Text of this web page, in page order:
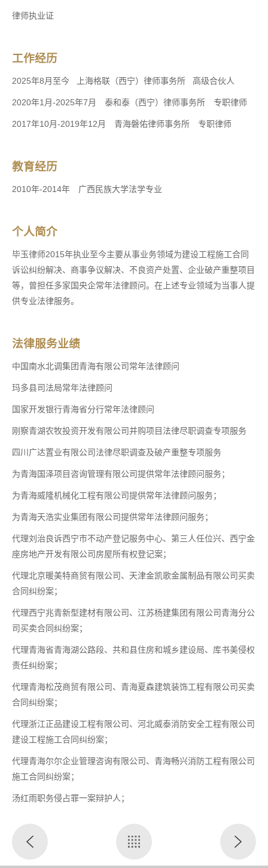
律师执业证
工作经历
2025年8月至今 上海格联（西宁）律师事务所 高级合伙人
2020年1月-2025年7月 泰和泰（西宁）律师事务所 专职律师
2017年10月-2019年12月 青海磐佑律师事务所 专职律师
教育经历
2010年-2014年 广西民族大学法学专业
个人简介
毕玉律师2015年执业至今主要从事业务领域为建设工程施工合同
诉讼纠纷解决、商事争议解决、不良资产处置、企业破产重整项目
等，曾担任多家国央企常年法律顾问。在上述专业领域为当事人提
供专业法律服务。
法律服务业绩
中国南水北调集团青海有限公司常年法律顾问
玛多县司法局常年法律顾问
国家开发银行青海省分行常年法律顾问
刚察青湖农牧投资开发有限公司并购项目法律尽职调查专项服务
四川广达置业有限公司法律尽职调查及破产重整专项服务
为青海国泽项目咨询管理有限公司提供常年法律顾问服务；
为青海威隆机械化工程有限公司提供常年法律顾问服务；
为青海天浩实业集团有限公司提供常年法律顾问服务；
代理刘治良诉西宁市不动产登记服务中心、第三人任位兴、西宁金
座房地产开发有限公司房屋所有权登记案；
代理北京暖美特商贸有限公司、天津金凯歌金属制品有限公司买卖
合同纠纷案；
代理西宁兆青新型建材有限公司、江苏杨建集团有限公司青海分公
司买卖合同纠纷案；
代理青海省青海湖公路段、共和县住房和城乡建设局、库书美侵权
责任纠纷案；
代理青海松茂商贸有限公司、青海夏森建筑装饰工程有限公司买卖
合同纠纷案；
代理浙江正品建设工程有限公司、河北威泰消防安全工程有限公司
建设工程施工合同纠纷案；
代理青海尔尔企业管理咨询有限公司、青海畅兴消防工程有限公司
施工合同纠纷案；
汤红雨职务侵占罪一案辩护人；